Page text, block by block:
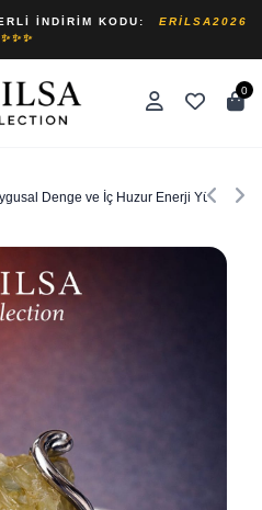
İNDIRIM KODU:
ERILSA2026
✨✨✨
0
Denge ve İç Huzur Enerji Yüzüğü –